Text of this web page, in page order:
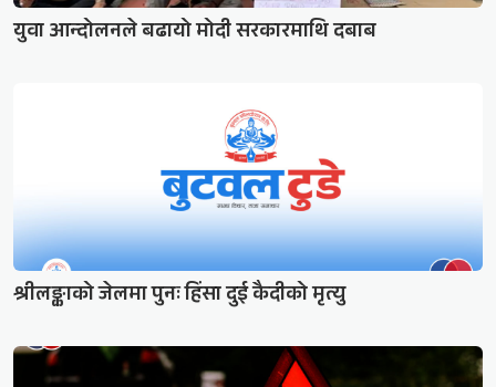
युवा आन्दोलनले बढायो मोदी सरकारमाथि दबाब
श्रीलङ्काको जेलमा पुनः हिंसा दुई कैदीको मृत्यु